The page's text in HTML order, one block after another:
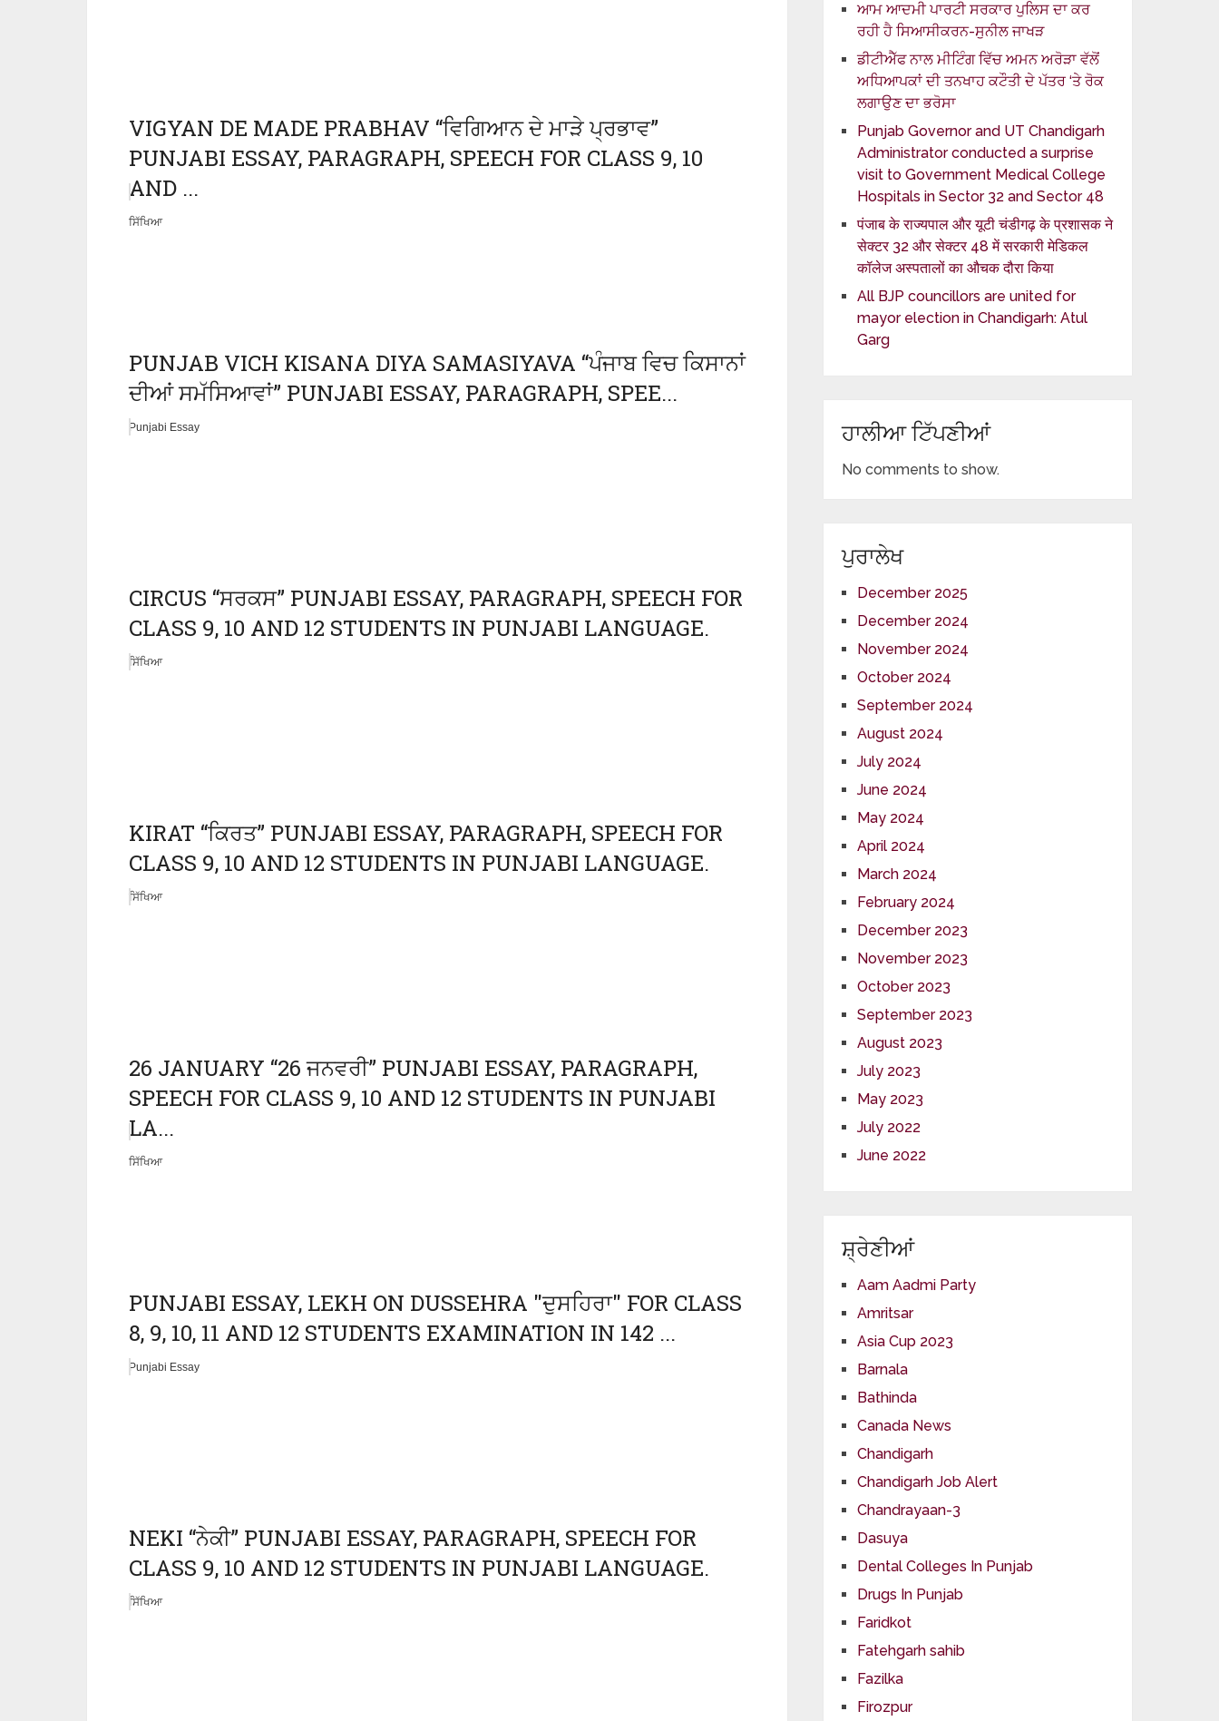
VIGYAN DE MADE PRABHAV “ਵਿਗਿਆਨ ਦੇ ਮਾੜੇ ਪ੍ਰਭਾਵ”
PUNJABI ESSAY, PARAGRAPH, SPEECH FOR CLASS 9, 10
AND ...
ਸਿੱਖਿਆ
PUNJAB VICH KISANA DIYA SAMASIYAVA “ਪੰਜਾਬ ਵਿਚ ਕਿਸਾਨਾਂ
ਦੀਆਂ ਸਮੱਸਿਆਵਾਂ” PUNJABI ESSAY, PARAGRAPH, SPEE...
Punjabi Essay
CIRCUS “ਸਰਕਸ” PUNJABI ESSAY, PARAGRAPH, SPEECH FOR
CLASS 9, 10 AND 12 STUDENTS IN PUNJABI LANGUAGE.
ਸਿੱਖਿਆ
KIRAT “ਕਿਰਤ” PUNJABI ESSAY, PARAGRAPH, SPEECH FOR
CLASS 9, 10 AND 12 STUDENTS IN PUNJABI LANGUAGE.
ਸਿੱਖਿਆ
26 JANUARY “26 ਜਨਵਰੀ” PUNJABI ESSAY, PARAGRAPH,
SPEECH FOR CLASS 9, 10 AND 12 STUDENTS IN PUNJABI
LA...
ਸਿੱਖਿਆ
PUNJABI ESSAY, LEKH ON DUSSEHRA "ਦੁਸਹਿਰਾ" FOR CLASS
8, 9, 10, 11 AND 12 STUDENTS EXAMINATION IN 142 ...
Punjabi Essay
NEKI “ਨੇਕੀ” PUNJABI ESSAY, PARAGRAPH, SPEECH FOR
CLASS 9, 10 AND 12 STUDENTS IN PUNJABI LANGUAGE.
ਸਿੱਖਿਆ
ਆਮ ਆਦਮੀ ਪਾਰਟੀ ਸਰਕਾਰ ਪੁਲਿਸ ਦਾ ਕਰ
ਰਹੀ ਹੈ ਸਿਆਸੀਕਰਨ-ਸੁਨੀਲ ਜਾਖੜ
ਡੀਟੀਐੱਫ ਨਾਲ ਮੀਟਿੰਗ ਵਿੱਚ ਅਮਨ ਅਰੋੜਾ ਵੱਲੋਂ
ਅਧਿਆਪਕਾਂ ਦੀ ਤਨਖਾਹ ਕਟੌਤੀ ਦੇ ਪੱਤਰ ‘ਤੇ ਰੋਕ
ਲਗਾਉਣ ਦਾ ਭਰੋਸਾ
Punjab Governor and UT Chandigarh
Administrator conducted a surprise
visit to Government Medical College
Hospitals in Sector 32 and Sector 48
पंजाब के राज्यपाल और यूटी चंडीगढ़ के प्रशासक ने
सेक्टर 32 और सेक्टर 48 में सरकारी मेडिकल
कॉलेज अस्पतालों का औचक दौरा किया
All BJP councillors are united for
mayor election in Chandigarh: Atul
Garg
ਹਾਲੀਆ ਟਿੱਪਣੀਆਂ
No comments to show.
ਪੁਰਾਲੇਖ
December 2025
December 2024
November 2024
October 2024
September 2024
August 2024
July 2024
June 2024
May 2024
April 2024
March 2024
February 2024
December 2023
November 2023
October 2023
September 2023
August 2023
July 2023
May 2023
July 2022
June 2022
ਸ਼੍ਰੇਣੀਆਂ
Aam Aadmi Party
Amritsar
Asia Cup 2023
Barnala
Bathinda
Canada News
Chandigarh
Chandigarh Job Alert
Chandrayaan-3
Dasuya
Dental Colleges In Punjab
Drugs In Punjab
Faridkot
Fatehgarh sahib
Fazilka
Firozpur